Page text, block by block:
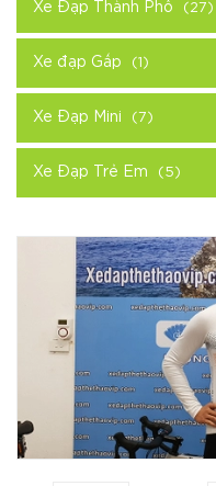
Xe Đạp Thành Phố (27)
Xe đạp Gấp (1)
Xe Đạp Mini (7)
Xe Đạp Trẻ Em (5)